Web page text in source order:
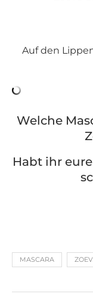
Auf den
Welche
Habt ihr
MASCARA